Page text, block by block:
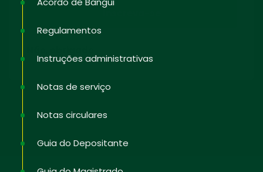
Regulamentos
Instruções administrativas
Notas de serviço
Notas circulares
Guia do Depositante